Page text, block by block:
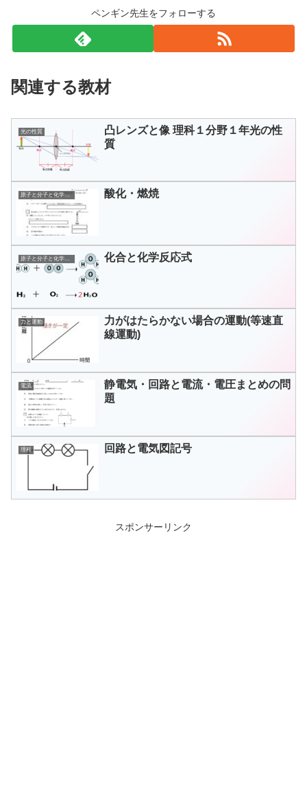
ペンギン先生をフォローする
関連する教材
光の性質
凸レンズと像 理科１分野１年光の性
質
原子と分子と化学変化 酸化・燃焼
原子と分子と化学変化 化合と化学反応式
力と運動
力がはたらかない場合の運動(等速直
線運動)
電流
静電気・回路と電流・電圧まとめの問
題
理科 回路と電気図記号
スポンサーリンク